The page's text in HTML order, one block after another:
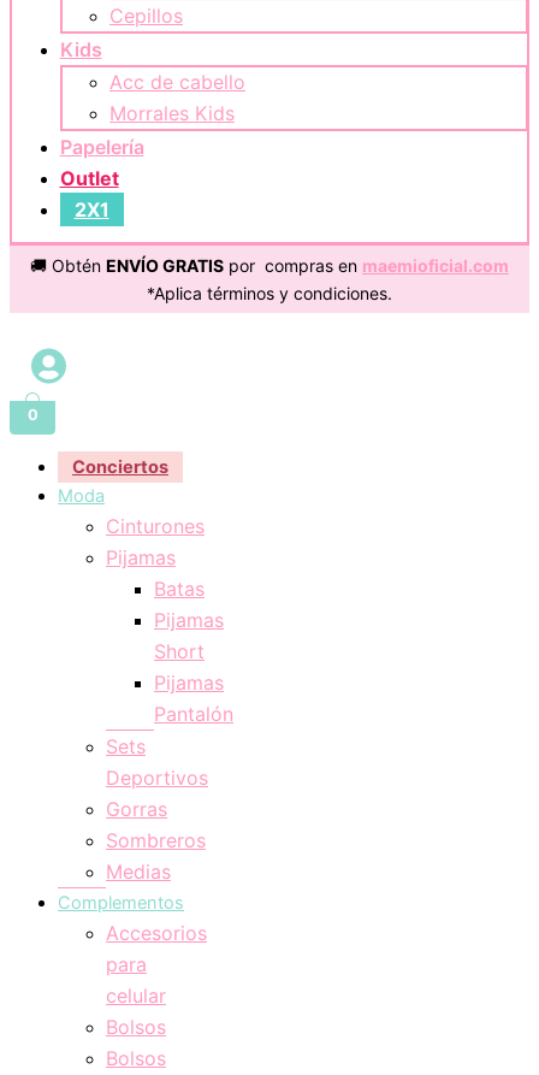
Cepillos
Kids
Acc de cabello
Morrales Kids
Papelería
Outlet
2X1
🚚 Obtén ENVÍO GRATIS por compras en maemioficial.com
*Aplica términos y condiciones.
0
Conciertos
Moda
Cinturones
Pijamas
Batas
Pijamas
Short
Pijamas
Pantalón
Sets
Deportivos
Gorras
Sombreros
Medias
Complementos
Accesorios
para
celular
Bolsos
Bolsos